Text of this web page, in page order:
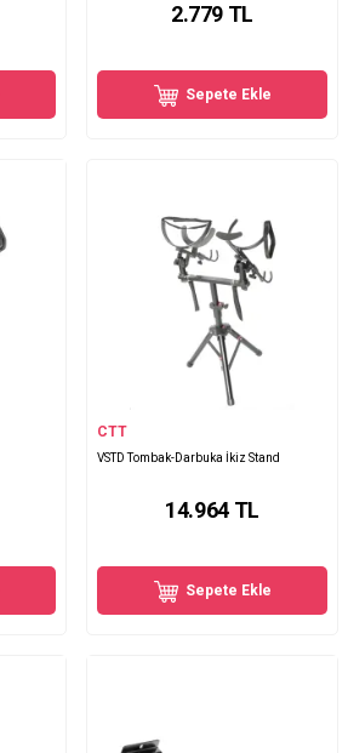
2.779 TL
Sepete Ekle
CTT
VSTD Tombak-Darbuka İkiz Stand
14.964TL
Sepete Ekle